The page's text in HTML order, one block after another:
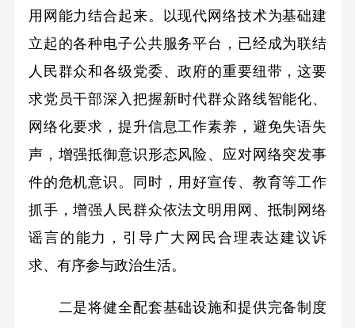
用网能力结合起来。以现代网络技术为基础建
立起的各种电子公共服务平台，已经成为联结
人民群众和各级党委、政府的重要纽带，这要
求党员干部深入把握新时代群众路线智能化、
网络化要求，提升信息工作素养，避免失语失
声，增强抵御意识形态风险、应对网络突发事
件的危机意识。同时，用好宣传、教育等工作
抓手，增强人民群众依法文明用网、抵制网络
谣言的能力，引导广大网民合理表达建议诉
求、有序参与政治生活。
二是将健全配套基础设施和提供完备制度